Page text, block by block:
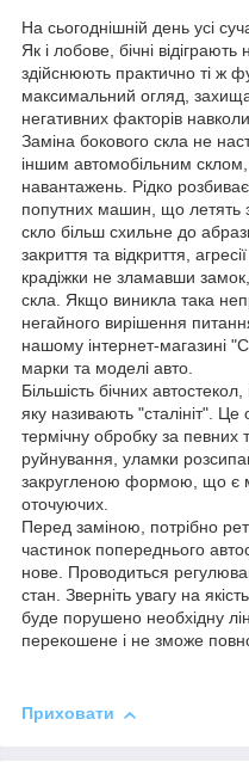
На сьогоднішній день усі
Як і лобове, бічні
здійснюють практично ті ж
максимальний огляд,
негативних факторів
Заміна бокового скла не
іншим автомобільним склом,
навантажень. Рідко
попутних машин, що летять
скло більш схильне до
закриття та відкриття,
крадіжки не зламавши
скла. Якщо виникла така
негайного вирішення
нашому інтернет-магазині
марки та моделі авто.
Більшість бічних
яку називають "сталініт".
термічну обробку за
руйнування, уламки
закругленою формою, що є
оточуючих.
Перед заміною, потрібно
частинок попереднього
нове. Проводиться
стан. Зверніть увагу на
буде порушено необхідну
перекошене і не зможе
Приховати